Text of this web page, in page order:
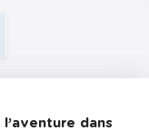
dans